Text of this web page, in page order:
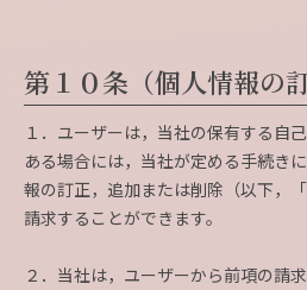
第１０条（個人情報の
１．ユーザーは，当社の保有する自
ある場合には，当社が定める手続き
報の訂正，追加または削除（以下，
請求することができます。
２．当社は，ユーザーから前項の請